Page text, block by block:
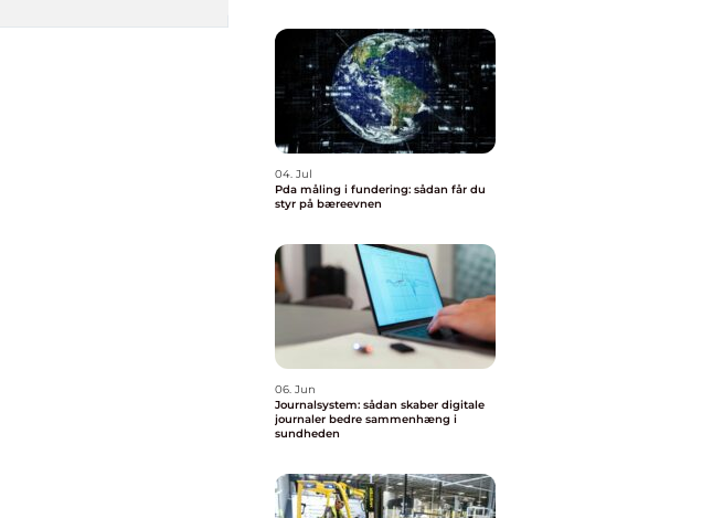
04. Jul
Pda måling i fundering: sådan får du
styr på bæreevnen
06. Jun
Journalsystem: sådan skaber digitale
journaler bedre sammenhæng i
sundheden